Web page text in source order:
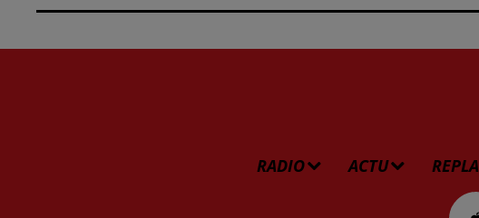
RADIO ACTU